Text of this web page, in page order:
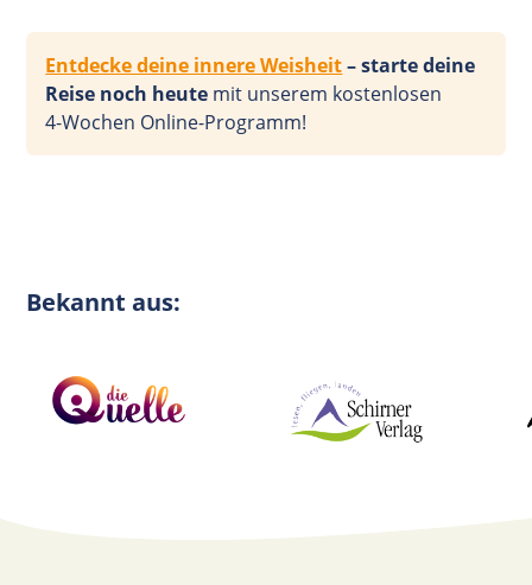
Entdecke deine innere Weisheit– starte deine
Reise noch heute mit unserem kostenlosen
4-Wochen Online-Programm!
Bekannt aus: